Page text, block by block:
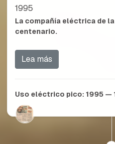
1995
La compañía eléctrica de
centenario.
Lea más
Uso eléctrico pico: 1995 —